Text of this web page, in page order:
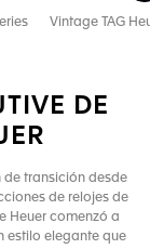
Vintage TAG
DE
de transición desde
de relojes de
Heuer comenzó a
estilo elegante que